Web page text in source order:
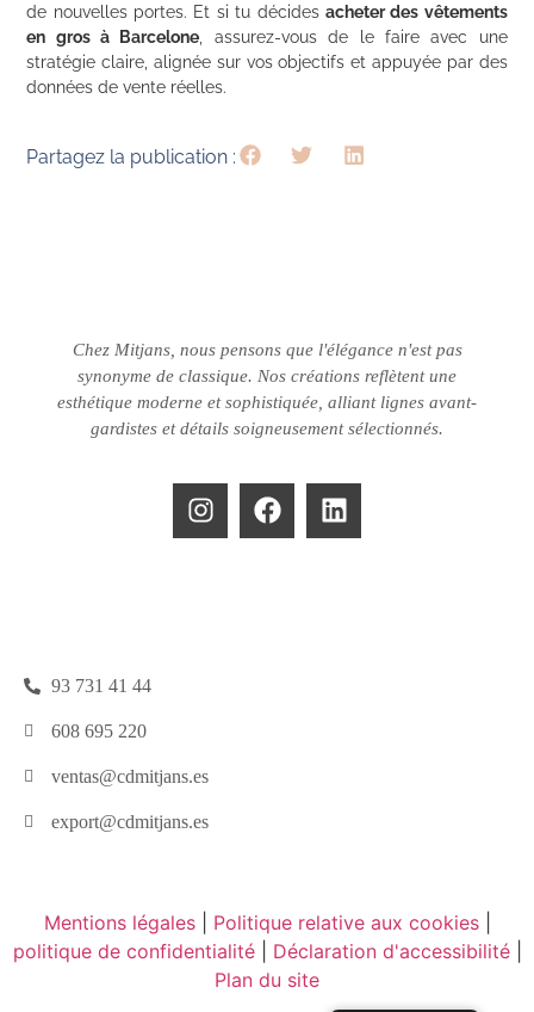
de nouvelles portes. Et si tu décides acheter des vêtements
en gros à Barcelone , assurez-vous de le faire avec une
stratégie claire, alignée sur vos objectifs et appuyée par des
données de vente réelles.
Partagez la publication :
Chez Mitjans, nous pensons que l'élégance n'est pas
synonyme de classique. Nos créations reflètent une
esthétique moderne et sophistiquée, alliant lignes avant-
gardistes et détails soigneusement sélectionnés.
93 731 41 44
608 695 220
ventas@cdmitjans.es
export@cdmitjans.es
Mentions légales| Politique relative aux cookies|
politique de confidentialité| Déclaration d'accessibilité|
Plan du site